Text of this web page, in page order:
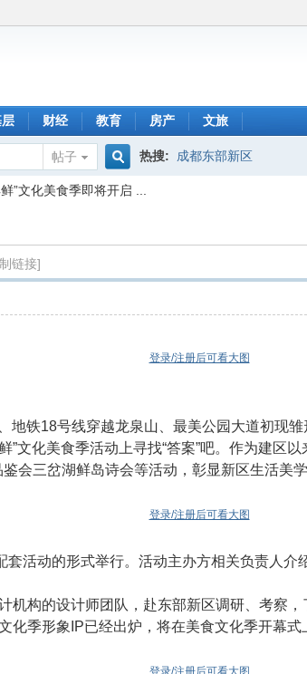
财经 教育 房产 文旅
帖子
搜
热搜: 成都东部新区
”文化美食季即将开启 ...
链接]
登录/注册后可看大图
铁18号线穿越龙泉山、最美公园大道初现
”文化美食季活动上寻找“答案”吧。作为建区
会三岔湖鲜岛诗会等活动，彰显新区生活美
登录/注册后可看大图
活动的形式举行。活动主办方相关负责人
机构的设计师团队，赴东部新区调研、考察
化季形象IP已经出炉，将在美食文化季开幕式
登录/注册后可看大图